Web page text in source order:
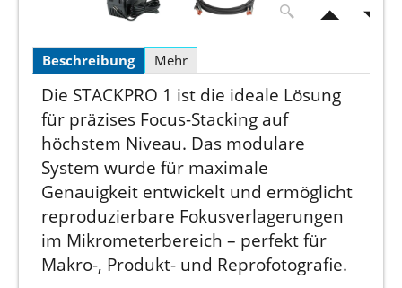
Beschreibung Mehr
Die STACKPRO 1 ist die ideale Lösung
für präzises Focus-Stacking auf
höchstem Niveau. Das modulare
System wurde für maximale
Genauigkeit entwickelt und ermöglicht
reproduzierbare Fokusverlagerungen
im Mikrometerbereich – perfekt für
Makro-, Produkt- und Reprofotografie.